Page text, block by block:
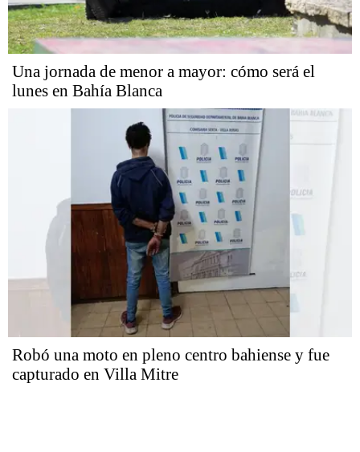
Una jornada de menor a mayor: cómo será el
lunes en Bahía Blanca
Robó una moto en pleno centro bahiense y fue
capturado en Villa Mitre